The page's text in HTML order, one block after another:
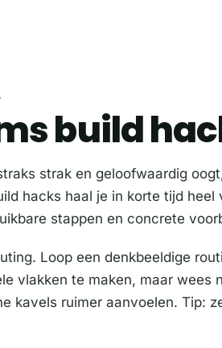
build
strak en geloofwaardig
hacks haal je in korte tijd
stappen en concrete
Loop een denkbeeldige
vlakken te maken, maar
kavels ruimer aanvoelen. Tip: